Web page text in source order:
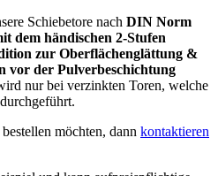
Schiebetore nach DIN Norm
dem händischen 2-Stufen
zur Oberflächenglättung &
vor der Pulverbeschichtung
nur bei verzinkten Toren, welche
möchten, dann kontaktieren